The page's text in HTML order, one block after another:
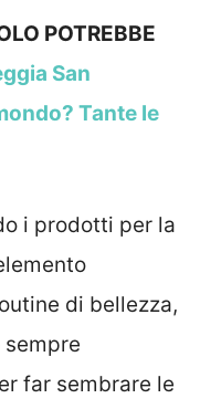
POTREBBE
San
Tante le
i prodotti per la
di bellezza,
far sembrare le